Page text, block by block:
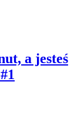
a jesteś